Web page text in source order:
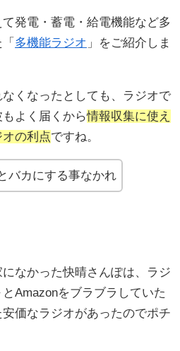
発電・蓄電・給電機能など多
多機能ラジオ 」をご紹介しま
くなったとしても、ラジオで
よく届くから情報収集に使え
の利点ですね。
バカにする事なかれ
なかった快晴さんぽは、ラジ
Amazonをブラブラしていた
価なラジオがあったのでポチ